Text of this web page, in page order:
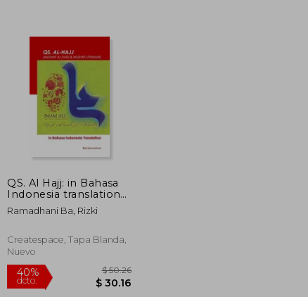
$ 68.91
$ 41.35
40%
dcto.
QS. Al Hajj: in Bahasa
Indonesia translation
(en Inglés)
Ramadhani Ba, Rizki
Createspace, Tapa Blanda,
Nuevo